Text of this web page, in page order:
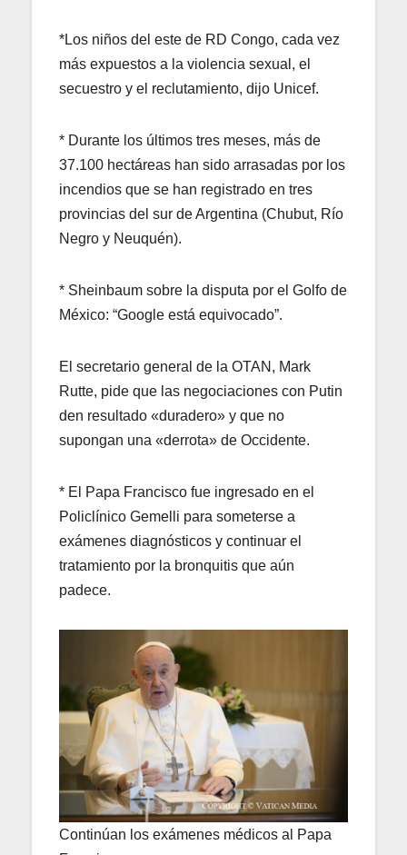
*Los niños del este de RD Congo, cada vez
más expuestos a la violencia sexual, el
secuestro y el reclutamiento, dijo Unicef.
* Durante los últimos tres meses, más de
37.100 hectáreas han sido arrasadas por los
incendios que se han registrado en tres
provincias del sur de Argentina (Chubut, Río
Negro y Neuquén).
* Sheinbaum sobre la disputa por el Golfo de
México: “Google está equivocado”.
El secretario general de la OTAN, Mark
Rutte, pide que las negociaciones con Putin
den resultado «duradero» y que no
supongan una «derrota» de Occidente.
* El Papa Francisco fue ingresado en el
Policlínico Gemelli para someterse a
exámenes diagnósticos y continuar el
tratamiento por la bronquitis que aún
padece.
Continúan los exámenes médicos al Papa